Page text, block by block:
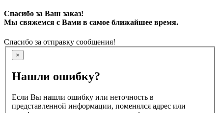
Спасибо за Ваш заказ!
Мы свяжемся с Вами в самое ближайшее время.
Спасибо за отправку сообщения!
×
Нашли ошибку?
Если Вы нашли ошибку или неточность в
представленной информации, поменялся адрес или